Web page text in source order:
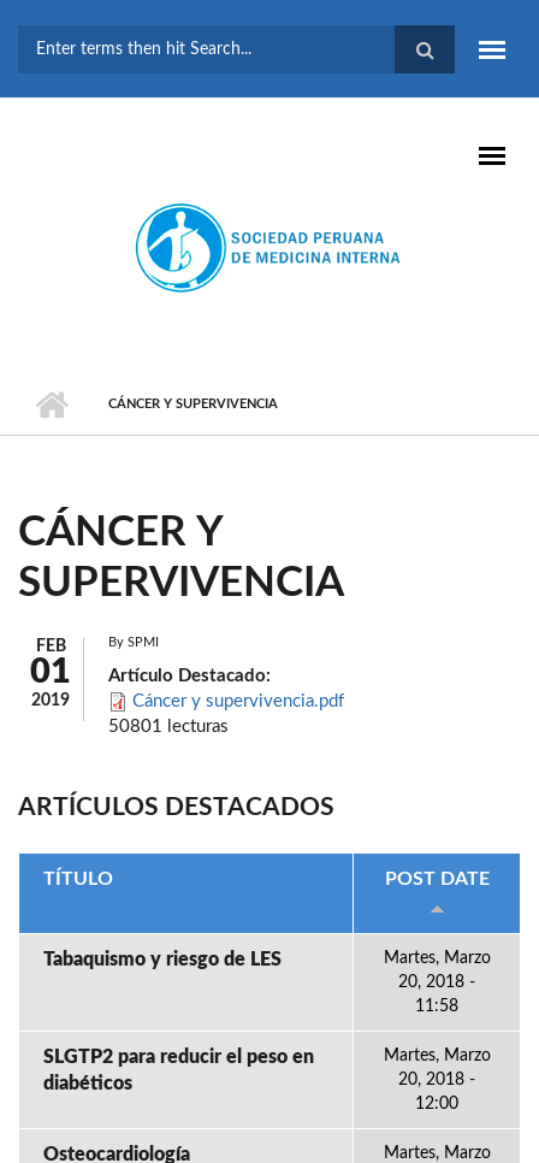
BÚSQUEDA
CÁNCER Y SUPERVIVENCIA
CÁNCER Y
SUPERVIVENCIA
FEB
01
2019
By SPMI
Artículo Destacado:
Cáncer y supervivencia.pdf
50801 lecturas
ARTÍCULOS DESTACADOS
TÍTULO POST DATE
Tabaquismo y riesgo de LES
Martes, Marzo
20, 2018 -
11:58
SLGTP2 para reducir el peso en
diabéticos
Martes, Marzo
20, 2018 -
12:00
Osteocardiología
Martes, Marzo